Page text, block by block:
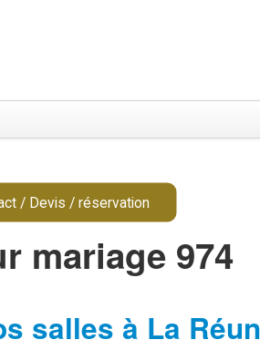
/ Devis / réservation
mariage 974
salles à La